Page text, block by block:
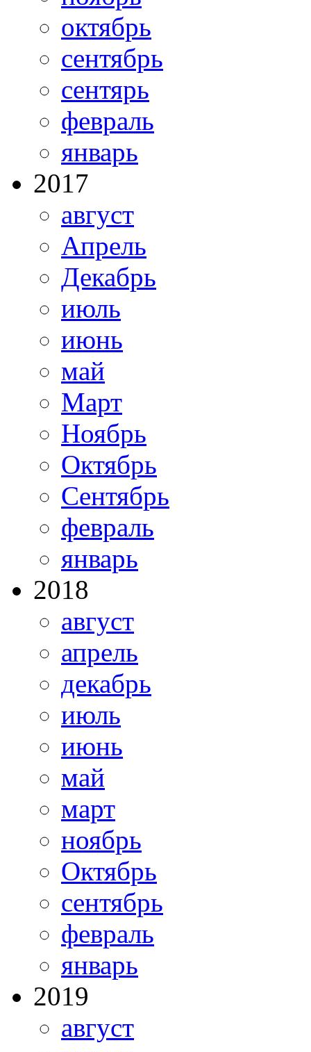
октябрь
сентябрь
сентярь
февраль
январь
2017
август
Апрель
Декабрь
июль
июнь
май
Март
Ноябрь
Октябрь
Сентябрь
февраль
январь
2018
август
апрель
декабрь
июль
июнь
май
март
ноябрь
Октябрь
сентябрь
февраль
январь
2019
август